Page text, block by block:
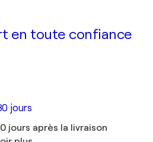
en toute confiance
jours
jours après la livraison